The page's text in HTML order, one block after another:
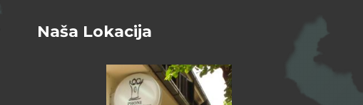
Naša Lokacija